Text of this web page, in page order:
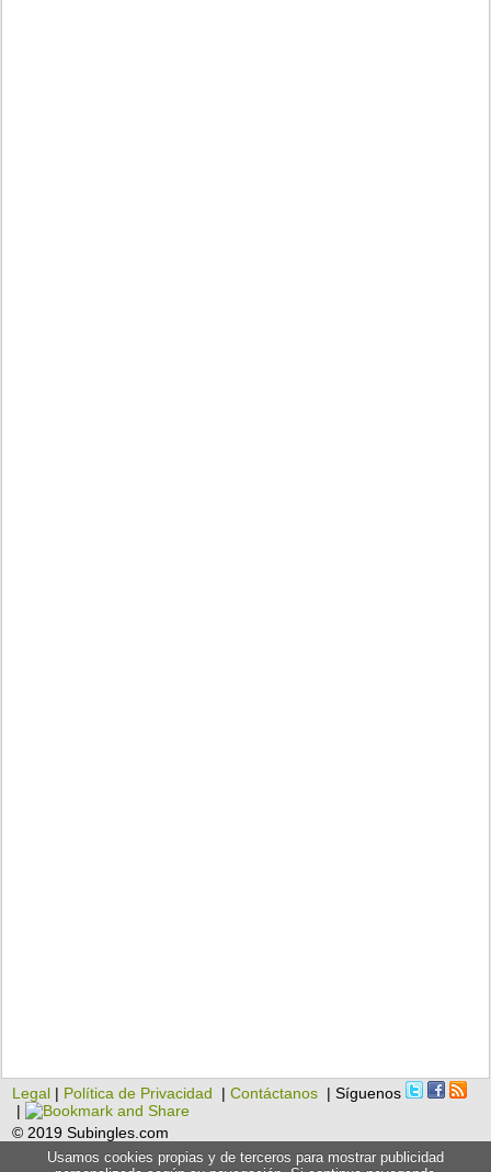
Legal | Política de Privacidad |Contáctanos | Síguenos
|
© 2019 Subingles.com
Usamos cookies propias y de terceros para mostrar publicidad